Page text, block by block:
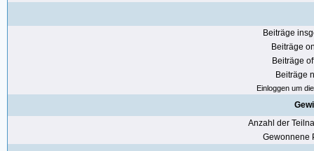
Beiträge
Beiträge
Beiträge
Beiträge
Einloggen um
Anzahl der
Gewonnene